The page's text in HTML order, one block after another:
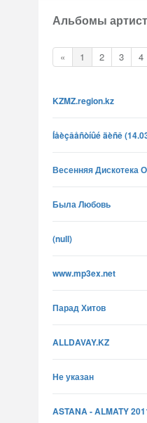
Альбомы
« 1 2 3 4
KZMZ.region.kz
Íåèçâåñòíûé äèñê
Весенняя Дискотека
Была Любовь
(null)
www.mp3ex.net
Парад Хитов
ALLDAVAY.KZ
Не указан
ASTANA - ALMATY